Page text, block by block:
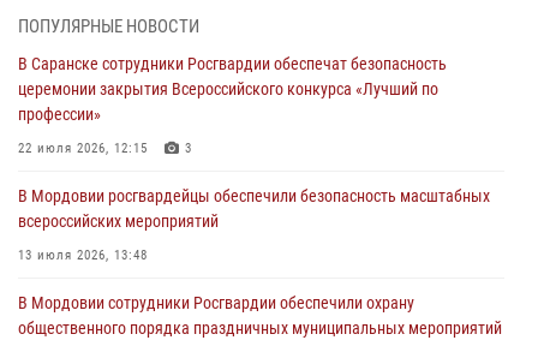
06 августа 2026, 07:03
В Саранске по обращению жителей правоохранители отреагировали
незамедлительно
05 августа 2026, 15:04
подозреваемого в причинении телесных повреждений супруге
05 августа 2026, 12:34
проведения масштабного праздника в Темникове
05 августа 2026, 09:04 4
ПОПУЛЯРНЫЕ НОВОСТИ
В Саранске сотрудники Росгвардии обеспечат безопасность
церемонии закрытия Всероссийского конкурса «Лучший по
профессии»
22 июля 2026, 12:15 3
В Мордовии росгвардейцы обеспечили безопасность масштабных
всероссийских мероприятий
13 июля 2026, 13:48
В Мордовии сотрудники Росгвардии обеспечили охрану
общественного порядка праздничных муниципальных мероприятий